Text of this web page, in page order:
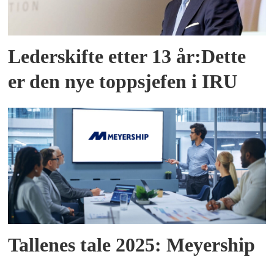
Lederskifte etter 13 år:Dette
er den nye toppsjefen i IRU
Tallenes tale 2025: Meyership